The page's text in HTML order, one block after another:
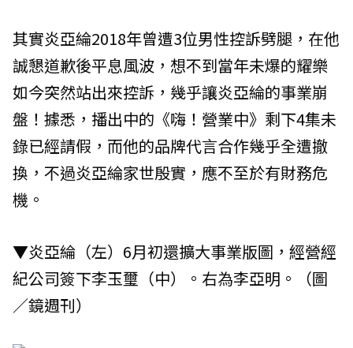
其實炎亞綸2018年曾遭3位男性控訴劈腿，在他
誠懇道歉後平息風波，想不到當年未爆的耀樂
如今突然站出來控訴，幾乎讓炎亞綸的事業崩
盤！據悉，播出中的《嗨！營業中》剩下4集未
錄已經請假，而他的品牌代言合作幾乎全遭撤
換，不過炎亞綸家世殷實，應不至於有財務危
機。
▼炎亞綸（左）6月初還擴大事業版圖，經營經
紀公司簽下李玉璽（中）。右為李亞明。（圖
／鏡週刊）